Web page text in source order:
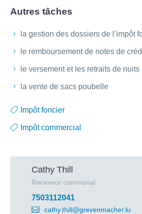
Autres tâches
la gestion des dossiers de l’impôt
le remboursement de notes de
le versement et les retraits de
la vente de sacs poubelle
Impôt foncier
Impôt commercial
Cathy Thill
Receveur communal
7503112041
cathy.thill@grevenmacher.lu